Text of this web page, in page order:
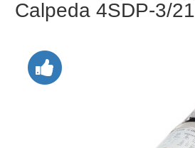
Calpeda 4SDP-3/21